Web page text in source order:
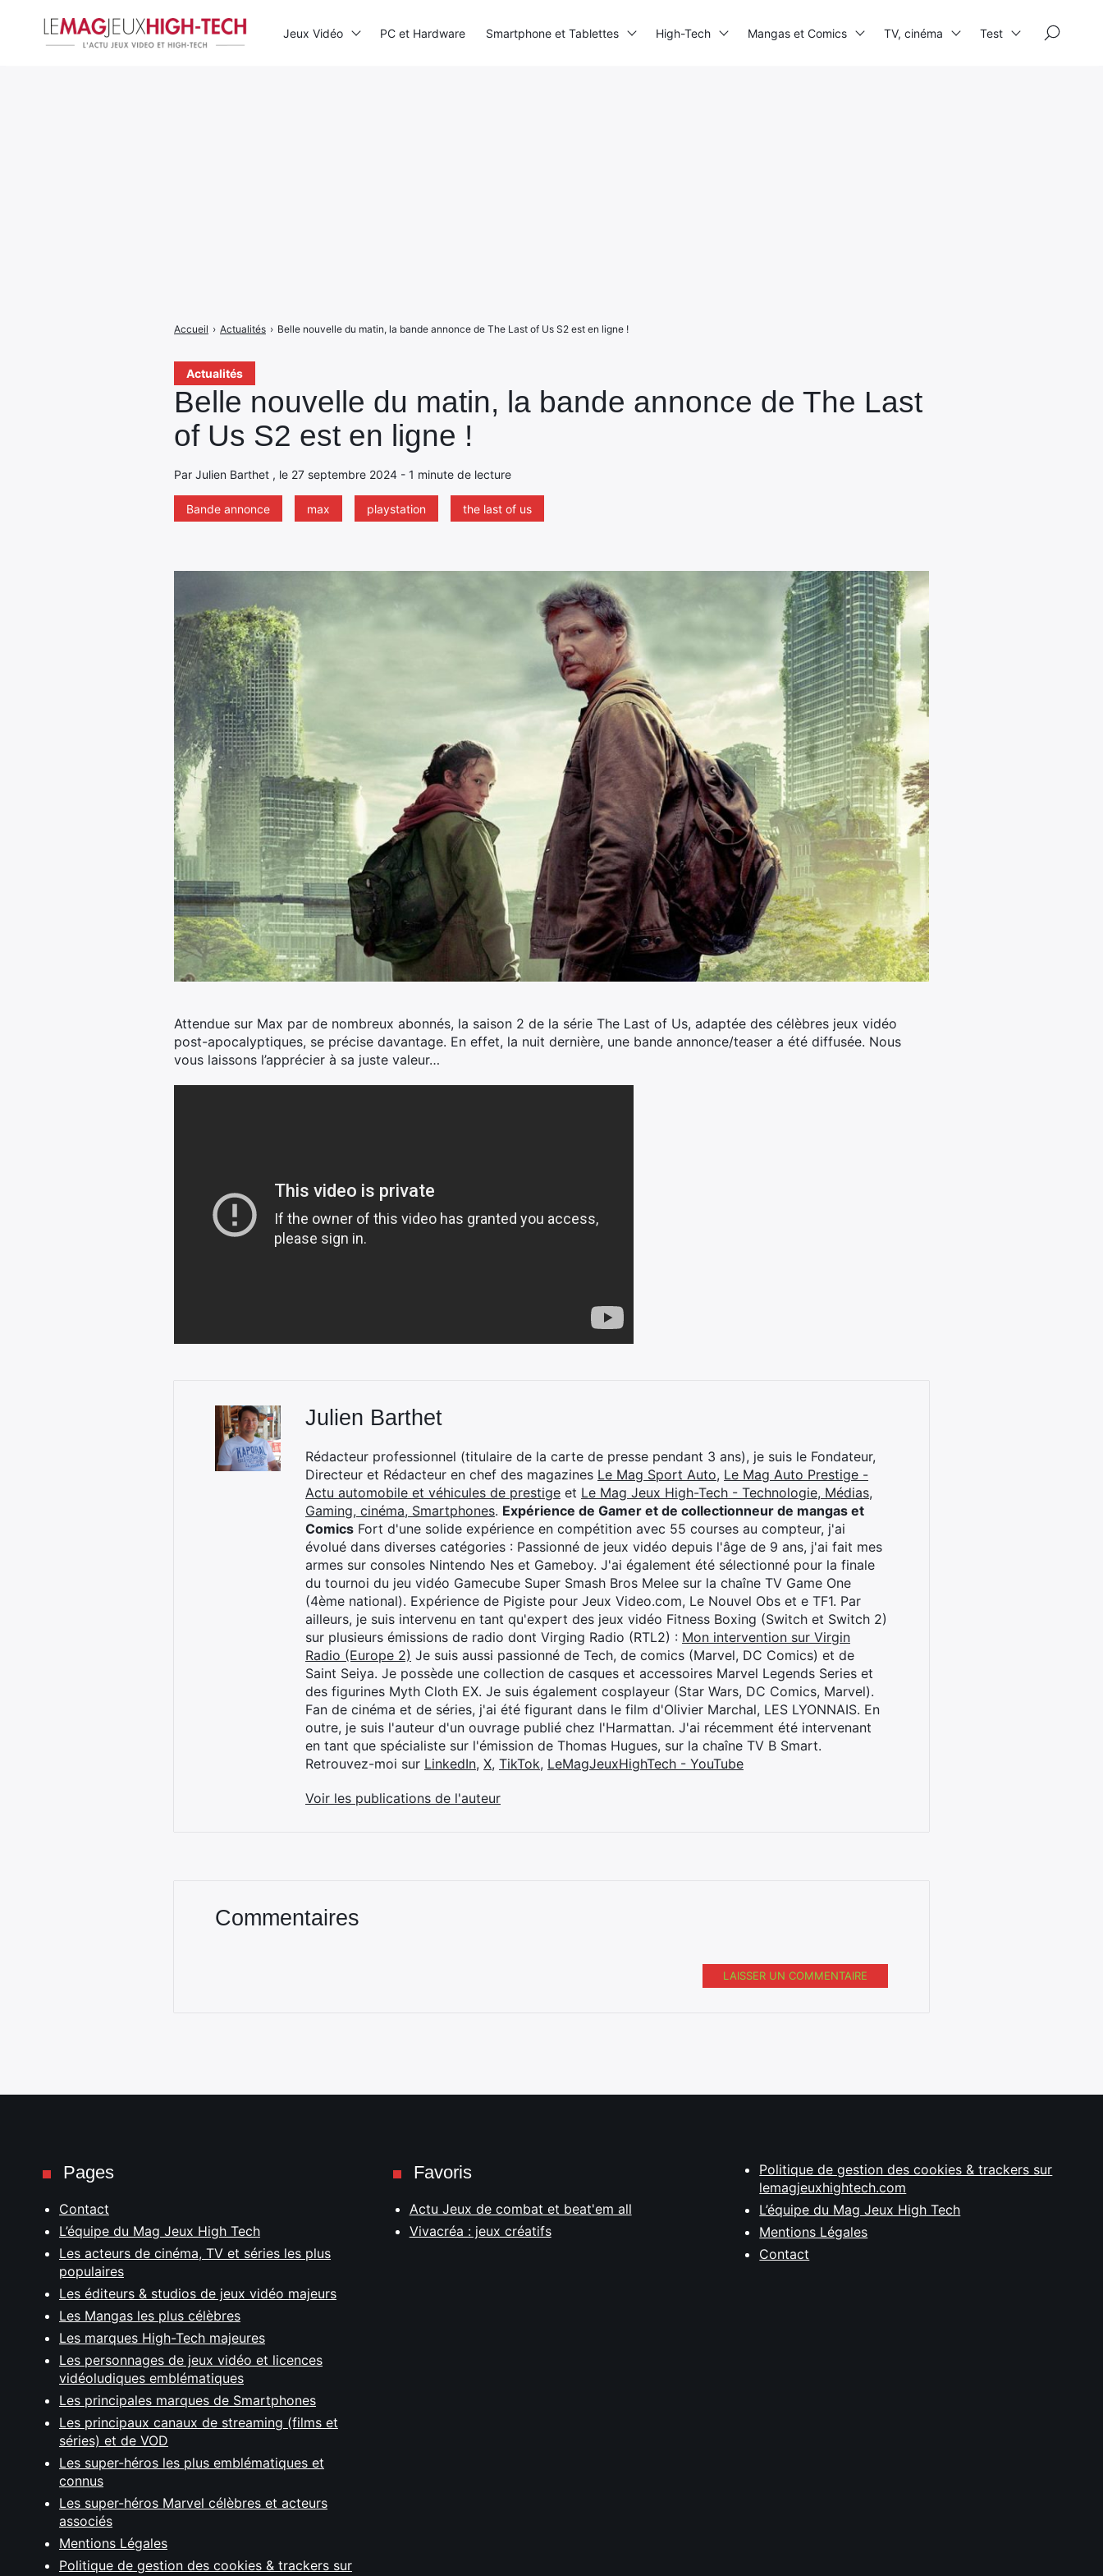
Actualités
Belle nouvelle du matin, la bande annonce de The Last
of Us S2 est en ligne !
Par Julien Barthet , le 27 septembre 2024 - 1 minute de lecture
Bande annonce max playstation the last of us
Accueil › Actualités › Belle nouvelle du matin, la bande annonce de The Last of Us S2 est en ligne !
Attendue sur Max par de nombreux abonnés, la saison 2 de la série The Last of Us, adaptée des célèbres jeux vidéo
post-apocalyptiques, se précise davantage. En effet, la nuit dernière, une bande annonce/teaser a été diffusée. Nous
vous laissons l’apprécier à sa juste valeur…
Julien Barthet
Rédacteur professionnel (titulaire de la carte de presse pendant 3 ans), je suis le Fondateur,
Directeur et Rédacteur en chef des magazines Le Mag Sport Auto, Le Mag Auto Prestige -
Actu automobile et véhicules de prestige et Le Mag Jeux High-Tech - Technologie, Médias,
Gaming, cinéma, Smartphones. Expérience de Gamer et de collectionneur de mangas et
Comics Fort d'une solide expérience en compétition avec 55 courses au compteur, j'ai
évolué dans diverses catégories : Passionné de jeux vidéo depuis l'âge de 9 ans, j'ai fait mes
armes sur consoles Nintendo Nes et Gameboy. J'ai également été sélectionné pour la finale
du tournoi du jeu vidéo Gamecube Super Smash Bros Melee sur la chaîne TV Game One
(4ème national). Expérience de Pigiste pour Jeux Video.com, Le Nouvel Obs et e TF1. Par
ailleurs, je suis intervenu en tant qu'expert des jeux vidéo Fitness Boxing (Switch et Switch 2)
sur plusieurs émissions de radio dont Virging Radio (RTL2) : Mon intervention sur Virgin
Radio (Europe 2) Je suis aussi passionné de Tech, de comics (Marvel, DC Comics) et de
Saint Seiya. Je possède une collection de casques et accessoires Marvel Legends Series et
des figurines Myth Cloth EX. Je suis également cosplayeur (Star Wars, DC Comics, Marvel).
Fan de cinéma et de séries, j'ai été figurant dans le film d'Olivier Marchal, LES LYONNAIS. En
outre, je suis l'auteur d'un ouvrage publié chez l'Harmattan. J'ai récemment été intervenant
en tant que spécialiste sur l'émission de Thomas Hugues, sur la chaîne TV B Smart.
Retrouvez-moi sur LinkedIn, X, TikTok, LeMagJeuxHighTech - YouTube
Voir les publications de l'auteur
Commentaires
LAISSER UN COMMENTAIRE
Jeux Vidéo PC et Hardware Smartphone et Tablettes High-Tech Mangas et Comics TV, cinéma Test
Pages
Contact
L’équipe du Mag Jeux High Tech
Les acteurs de cinéma, TV et séries les plus
populaires
Les éditeurs & studios de jeux vidéo majeurs
Les Mangas les plus célèbres
Les marques High-Tech majeures
Les personnages de jeux vidéo et licences
vidéoludiques emblématiques
Les principales marques de Smartphones
Les principaux canaux de streaming (films et
séries) et de VOD
Les super-héros les plus emblématiques et
connus
Les super-héros Marvel célèbres et acteurs
associés
Mentions Légales
Politique de gestion des cookies & trackers sur
Favoris
Actu Jeux de combat et beat'em all
Vivacréa : jeux créatifs
Politique de gestion des cookies & trackers sur
lemagjeuxhightech.com
L’équipe du Mag Jeux High Tech
Mentions Légales
Contact